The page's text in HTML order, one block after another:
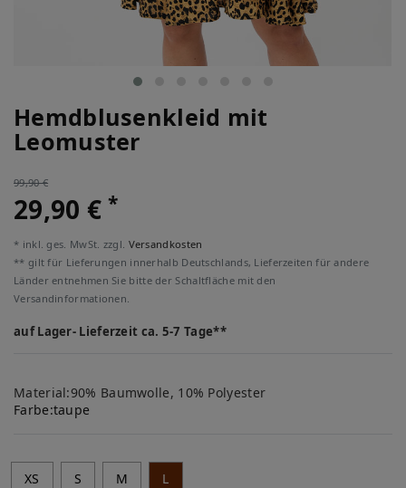
Hemdblusenkleid mit
Leomuster
99,90 €
29,90 €*
* inkl. ges. MwSt. zzgl. Versandkosten
** gilt für Lieferungen innerhalb Deutschlands, Lieferzeiten für andere
Länder entnehmen Sie bitte der Schaltfläche mit den
Versandinformationen.
auf Lager- Lieferzeit ca. 5-7 Tage**
Material:90% Baumwolle, 10% Polyester
Farbe:taupe
XS S M L